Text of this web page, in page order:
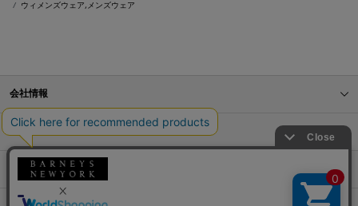
ウィメンズウェア,メンズウェア
会社情報
オンラインストアショッピングガイド
店舗情報